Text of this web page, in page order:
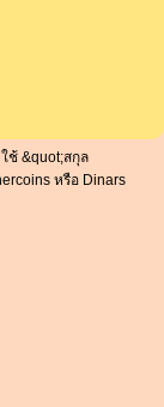
ช้ &quot;สกุล
หรือ Dinars